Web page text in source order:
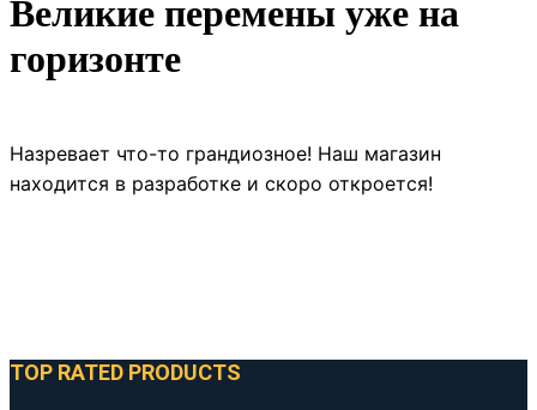
Великие перемены уже на
горизонте
Назревает что-то грандиозное! Наш магазин
находится в разработке и скоро откроется!
TOP RATED PRODUCTS